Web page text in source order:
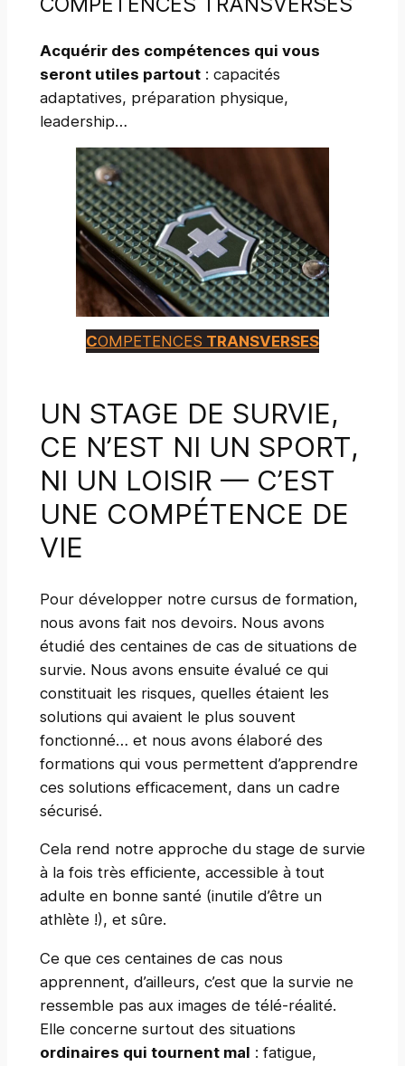
Acquérir des compétences qui vous
seront utiles partout: capacités
adaptatives, préparation physique,
leadership…
COMPETENCES TRANSVERSES
UN STAGE DE SURVIE,
CE N’EST NI UN SPORT,
NI UN LOISIR — C’EST
UNE COMPÉTENCE DE
VIE
Pour développer notre cursus de formation,
nous avons fait nos devoirs. Nous avons
étudié des centaines de cas de situations de
survie. Nous avons ensuite évalué ce qui
constituait les risques, quelles étaient les
solutions qui avaient le plus souvent
fonctionné… et nous avons élaboré des
formations qui vous permettent d’apprendre
ces solutions efficacement, dans un cadre
sécurisé.
Cela rend notre approche du stage de survie
à la fois très efficiente, accessible à tout
adulte en bonne santé (inutile d’être un
athlète !), et sûre.
Ce que ces centaines de cas nous
apprennent, d’ailleurs, c’est que la survie ne
ressemble pas aux images de télé-réalité.
Elle concerne surtout des situations
ordinaires qui tournent mal : fatigue,